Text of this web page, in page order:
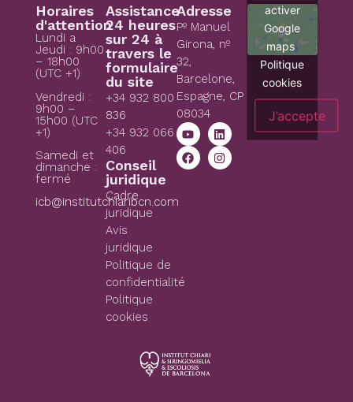
Horaires
d'attention
Lundi a
Jeudi : 9h00
– 18h00
(UTC +1)
Vendredi :
9h00 –
15h00 (UTC
+1)
Samedi et
dimanche :
fermé
icb@institutchiaribcn.com
Assistance
24 heures
sur 24 à
travers le
formulaire
du site
+34 932 800
836
+34 932 066
406
Conseil
juridique
Cadre
juridique
Avis
juridique
Politique de
confidentialité
Politique
cookies
Adresse
Pº Manuel
Girona, nº
32,
Barcelone,
Espagne, CP
08034
activer
Google
maps
Politique
cookies
J’accepte